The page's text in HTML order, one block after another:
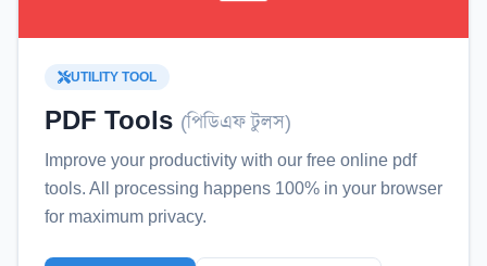
UTILITY TOOL
PDF Tools (পিডিএফ টুলস)
Improve your productivity with our free online pdf
tools. All processing happens 100% in your browser
for maximum privacy.